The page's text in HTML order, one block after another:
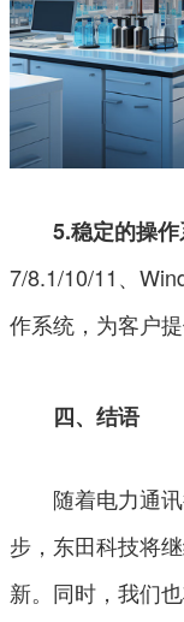
5.稳定的操
7/8.1/10/11、
作系统，为客户
四、结语
随着电力通讯
步，东田科技将
新。同时，我们